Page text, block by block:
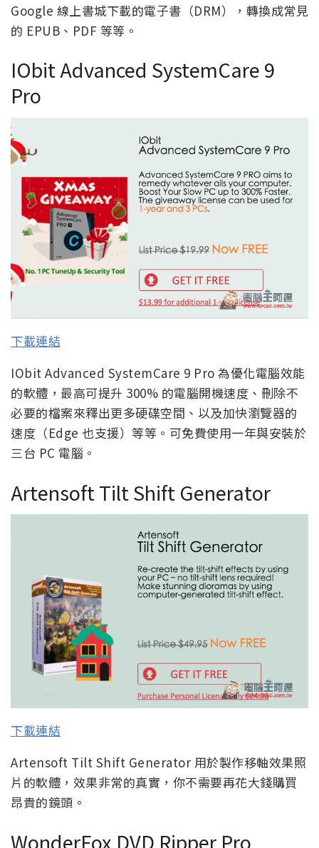
Google 線上書城下載的電子書（DRM），轉換成常見
的 EPUB、PDF 等等。
IObit Advanced SystemCare 9
Pro
下載連結
IObit Advanced SystemCare 9 Pro 為優化電腦效能
的軟體，最高可提升 300% 的電腦開機速度、刪除不
必要的檔案來釋出更多硬碟空間、以及加快瀏覽器的
速度（Edge 也支援）等等。可免費使用一年與安裝於
三台 PC 電腦。
Artensoft Tilt Shift Generator
下載連結
Artensoft Tilt Shift Generator 用於製作移軸效果照
片的軟體，效果非常的真實，你不需要再花大錢購買
昂貴的鏡頭。
WonderFox DVD Ripper Pro